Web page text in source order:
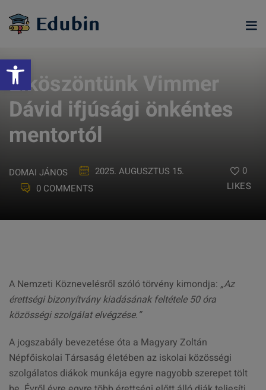
Eszköztár megnyitása
content
Elköszöntünk Vimmer
Dávid ifjúsági önkéntes
mentortól
DOMAI JÁNOS
2025. AUGUSZTUS 15.
0 COMMENTS
0
LIKES
A Nemzeti Köznevelésről szóló törvény kimondja: „Az
érettségi bizonyítvány kiadásának feltétele 50 óra
közösségi szolgálat elvégzése.”
A jogszabály bevezetése óta a Magyary Zoltán
Népfőiskolai Társaság életében az iskolai közösségi
szolgálatos diákok munkája egyre nagyobb szerepet tölt